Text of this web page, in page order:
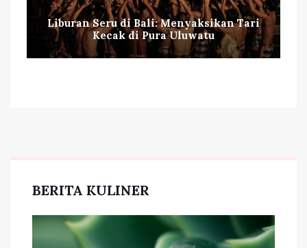
Liburan Seru di Bali: Menyaksikan Tari
Kecak di Pura Uluwatu
BERITA KULINER